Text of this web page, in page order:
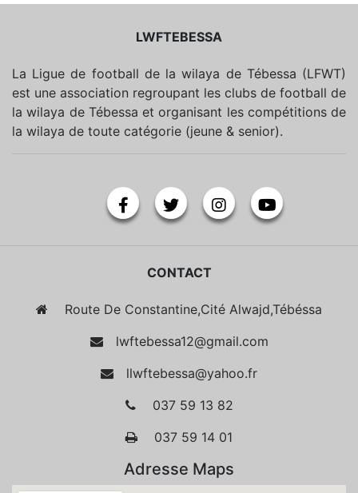
LWFTEBESSA
La Ligue de football de la wilaya de Tébessa (LFWT)
est une association regroupant les clubs de football de
la wilaya de Tébessa et organisant les compétitions de
la wilaya de toute catégorie (jeune & senior).
CONTACT
Route De Constantine,Cité Alwajd,Tébéssa
lwftebessa12@gmail.com
llwftebessa@yahoo.fr
037 59 13 82
037 59 14 01
Adresse Maps